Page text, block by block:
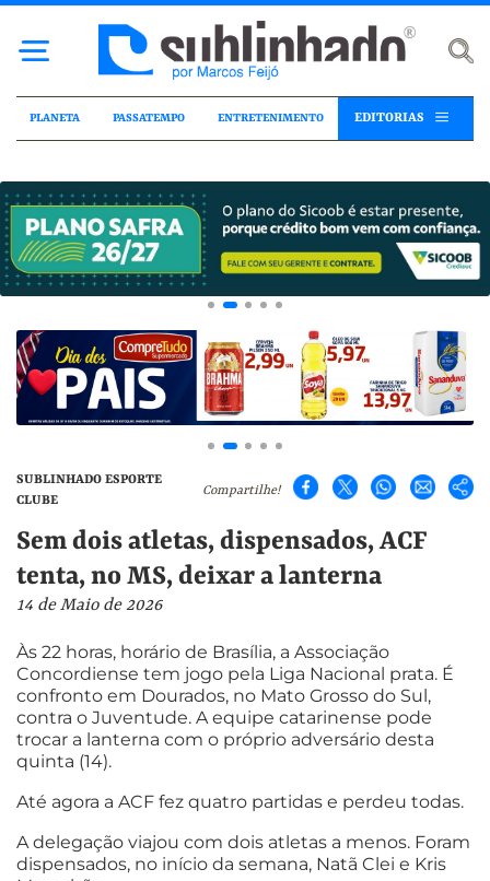
PLANETA PASSATEMPO ENTRETENIMENTO EDITORIAS
SUBLINHADO ESPORTE
CLUBE
Compartilhe!
Sem dois atletas, dispensados, ACF
tenta, no MS, deixar a lanterna
14 de Maio de 2026
Às 22 horas, horário de Brasília, a Associação
Concordiense tem jogo pela Liga Nacional prata. É
confronto em Dourados, no Mato Grosso do Sul,
contra o Juventude. A equipe catarinense pode
trocar a lanterna com o próprio adversário desta
quinta (14).
Até agora a ACF fez quatro partidas e perdeu todas.
A delegação viajou com dois atletas a menos. Foram
dispensados, no início da semana, Natã Clei e Kris